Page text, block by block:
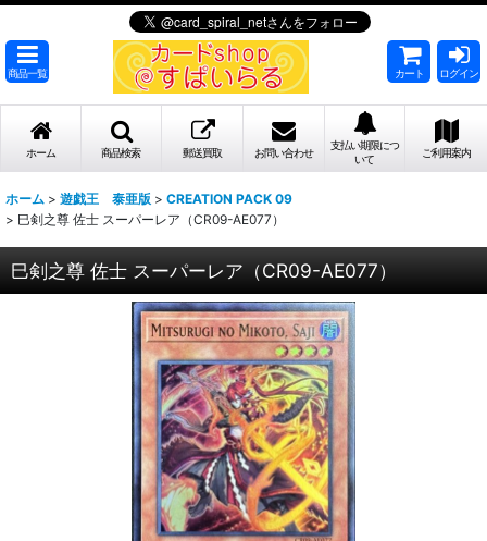
商品一覧 カート ログイン
ホーム 商品検索 郵送買取 お問い合わせ
支払い期限につ
いて
ご利用案内
ホーム > 遊戯王 泰亜版 > CREATION PACK 09
> 巳剣之尊 佐士 スーパーレア（CR09-AE077）
巳剣之尊 佐士 スーパーレア（CR09-AE077）